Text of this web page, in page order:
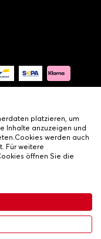
Livraison
platzieren, um
Inhalte anzuzeigen und
werden auch
Für weitere
öffnen Sie die